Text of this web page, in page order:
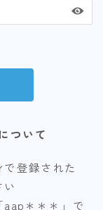
ついて
登録された
＊＊＊」で